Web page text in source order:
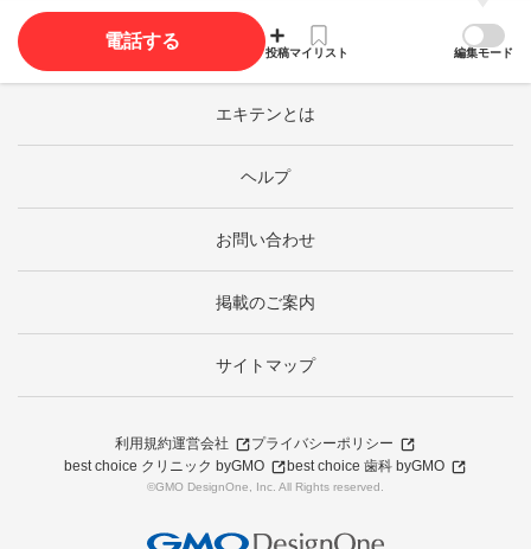
電話する
投稿マイリスト 編集モード
エキテンとは
ヘルプ
お問い合わせ
掲載のご案内
サイトマップ
利用規約運営会社
プライバシーポリシー
best choice クリニック byGMO
best choice 歯科 byGMO
©GMO DesignOne, Inc. All Rights reserved.